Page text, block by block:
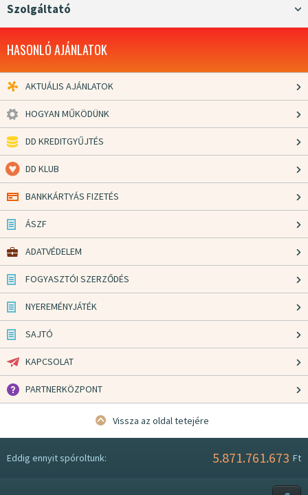
Szolgáltató
HASONLÓ AJÁNLATOK
AKTUÁLIS AJÁNLATOK
HOGYAN MŰKÖDÜNK
DD KREDITGYŰJTÉS
DD KLUB
BANKKÁRTYÁS FIZETÉS
ÁSZF
ADATVÉDELEM
FOGYASZTÓI SZERZŐDÉS
NYEREMÉNYJÁTÉK
SAJTÓ
KAPCSOLAT
PARTNERKÖZPONT
Vissza az oldal tetejére
Eddig ennyit spóroltunk: 5.871.761.673 Ft